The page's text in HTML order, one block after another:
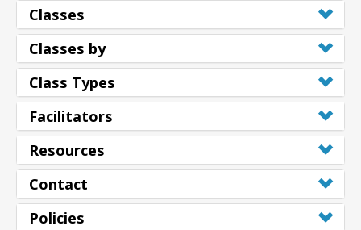
Classes
Classes by
Class Types
Facilitators
Resources
Contact
Policies